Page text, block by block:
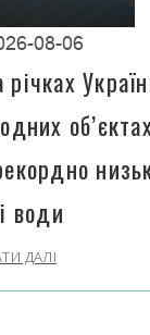
08-06
води
ДАЛІ